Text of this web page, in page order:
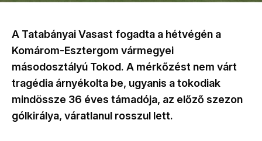
A Tatabányai Vasast fogadta a hétvégén a
Komárom-Esztergom vármegyei
másodosztályú Tokod. A mérkőzést nem várt
tragédia árnyékolta be, ugyanis a tokodiak
mindössze 36 éves támadója, az előző szezon
gólkirálya, váratlanul rosszul lett.